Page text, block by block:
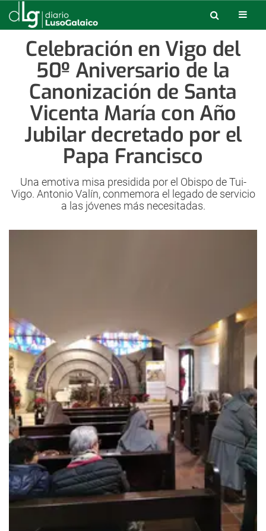
Celebración en Vigo del
50º Aniversario de la
Canonización de Santa
Vicenta María con Año
Jubilar decretado por el
Papa Francisco
Una emotiva misa presidida por el Obispo de Tui-
Vigo. Antonio Valín, conmemora el legado de servicio
a las jóvenes más necesitadas.